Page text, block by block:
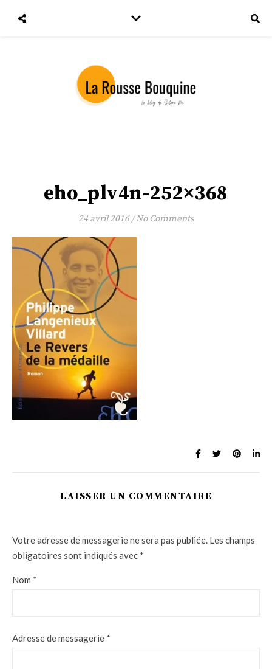
eho_plv4n-252×368
24 avril 2016/No Comments
LAISSER UN COMMENTAIRE
Votre adresse de messagerie ne sera pas publiée. Les champs
obligatoires sont indiqués avec *
Nom *
Adresse de messagerie *